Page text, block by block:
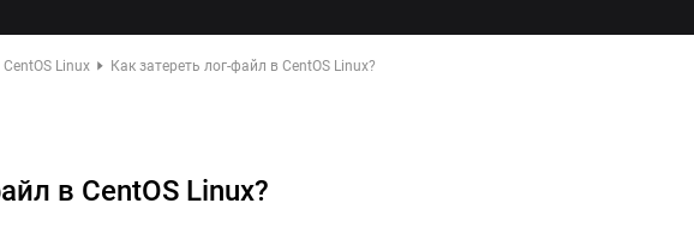
CentOS Linux Как затереть лог-файл в CentOS Linux?
в CentOS Linux?